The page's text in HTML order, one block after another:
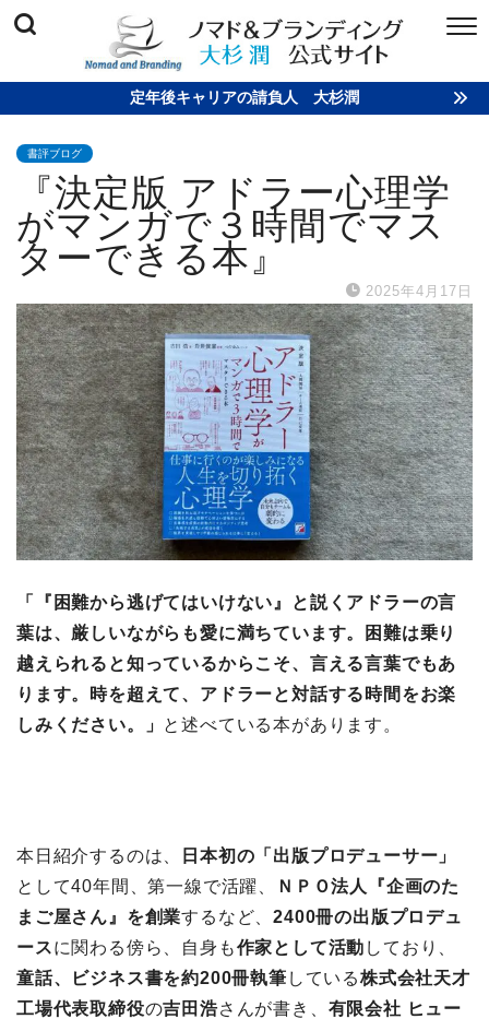
定年後キャリアの請負人 大杉潤
書評ブログ
『決定版 アドラー心理学
がマンガで３時間でマス
ターできる本』
2025年4月17日
「『困難から逃げてはいけない』と説くアドラーの言
葉は、厳しいながらも愛に満ちています。困難は乗り
越えられると知っているからこそ、言える言葉でもあ
ります。時を超えて、アドラーと対話する時間をお楽
しみください。」 と述べている本があります。
本日紹介するのは、
日本初の「出版プロデューサー」
として40年間、第一線で活躍、
ＮＰＯ法人『企画のた
まご屋さん』を創業するなど、2400冊の出版プロデュ
ースに関わる傍ら、自身も作家として活動 しており、
童話、ビジネス書を約200冊執筆 している株式会社天才
工場代表取締役の吉田浩さんが書き、 有限会社 ヒュー